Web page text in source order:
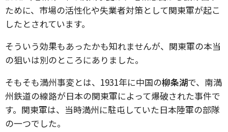
ために、市場の活性化や失業者対策として関東軍が起こ
したとされています。
そういう効果もあったかも知れませんが、関東軍の本当
の狙いは別のところにありました。
そもそも満州事変とは、1931年に中国の柳条湖で、南満
州鉄道の線路が日本の関東軍によって爆破された事件で
す。関東軍は、当時満州に駐屯していた日本陸軍の部隊
の一つでした。